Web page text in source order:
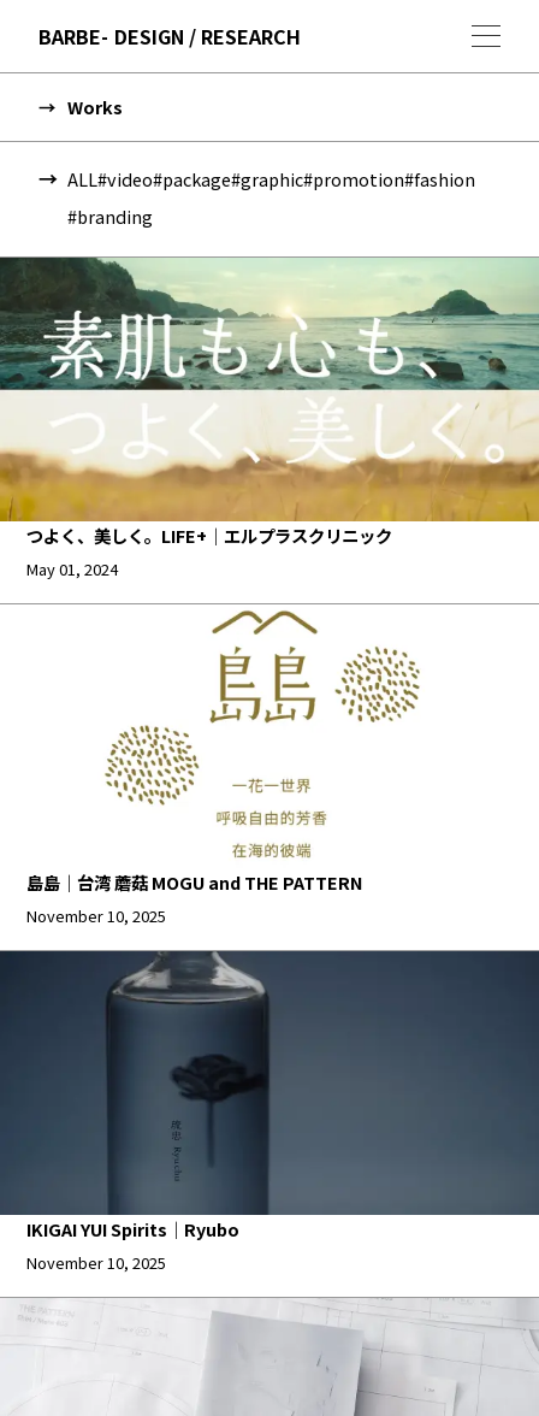
BARBE DESIGN / RESEARCH
Works
ALL#video#package#graphic#promotion#fashion
#branding
つよく、美しく。LIFE+｜エルプラスクリニック
May 01, 2024
島島｜台湾 蘑菇 MOGU and THE PATTERN
November 10, 2025
IKIGAI YUI Spirits｜Ryubo
November 10, 2025